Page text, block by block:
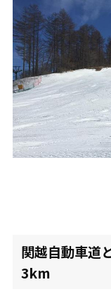
関越自動車道
3km